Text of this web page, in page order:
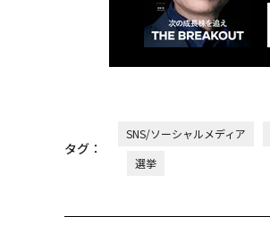
タグ：
SNS/ソーシャルメディア
選挙